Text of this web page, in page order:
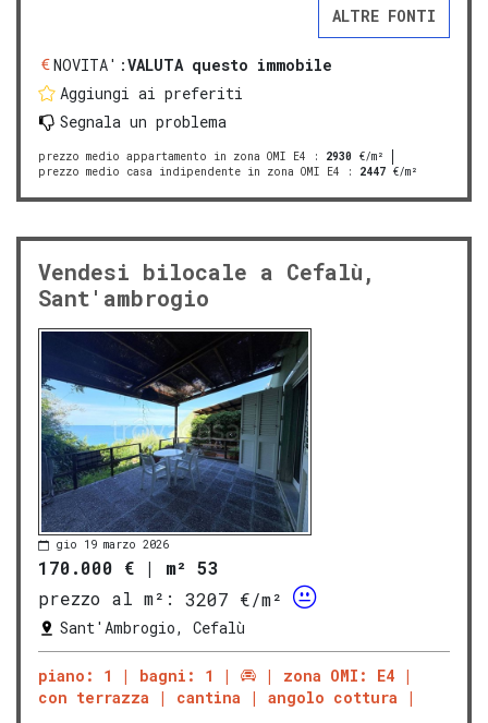
ALTRE FONTI
NOVITA':VALUTA questo immobile
Aggiungi ai preferiti
Segnala un problema
prezzo medio appartamento in zona OMI E4 : 2930 €/m²
prezzo medio casa indipendente in zona OMI E4 : 2447 €/m²
Vendesi bilocale a Cefalù,
Sant'ambrogio
gio 19 marzo 2026
170.000 € | m² 53
prezzo al m²:
3207 €/m²
Sant'Ambrogio, Cefalù
piano: 1 bagni: 1
zona OMI: E4
con terrazza
cantina angolo cottura